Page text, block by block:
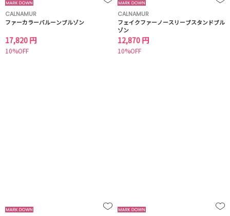
CALNAMUR
ファーカラーバルーンブルゾン
17,820 円
10%OFF
CALNAMUR
フェイクファーノースリーブスタンドブル
ゾン
12,870 円
10%OFF